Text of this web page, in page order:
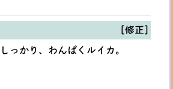
[修正]
っかり、わんぱくルイカ。